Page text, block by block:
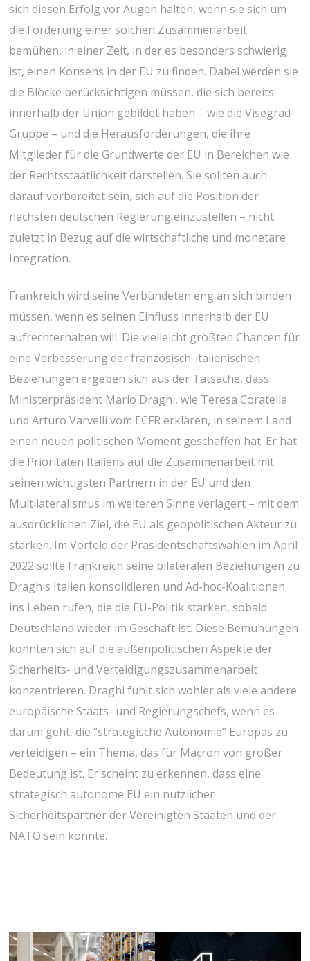
sich diesen Erfolg vor Augen halten, wenn sie sich um
die Förderung einer solchen Zusammenarbeit
bemühen, in einer Zeit, in der es besonders schwierig
ist, einen Konsens in der EU zu finden. Dabei werden sie
die Blöcke berücksichtigen müssen, die sich bereits
innerhalb der Union gebildet haben – wie die Visegrad-
Gruppe – und die Herausforderungen, die ihre
Mitglieder für die Grundwerte der EU in Bereichen wie
der Rechtsstaatlichkeit darstellen. Sie sollten auch
darauf vorbereitet sein, sich auf die Position der
nächsten deutschen Regierung einzustellen – nicht
zuletzt in Bezug auf die wirtschaftliche und monetäre
Integration.
Frankreich wird seine Verbündeten eng an sich binden
müssen, wenn es seinen Einfluss innerhalb der EU
aufrechterhalten will. Die vielleicht größten Chancen für
eine Verbesserung der französisch-italienischen
Beziehungen ergeben sich aus der Tatsache, dass
Ministerpräsident Mario Draghi, wie Teresa Coratella
und Arturo Varvelli vom ECFR erklären, in seinem Land
einen neuen politischen Moment geschaffen hat. Er hat
die Prioritäten Italiens auf die Zusammenarbeit mit
seinen wichtigsten Partnern in der EU und den
Multilateralismus im weiteren Sinne verlagert – mit dem
ausdrücklichen Ziel, die EU als geopolitischen Akteur zu
stärken. Im Vorfeld der Präsidentschaftswahlen im April
2022 sollte Frankreich seine bilateralen Beziehungen zu
Draghis Italien konsolidieren und Ad-hoc-Koalitionen
ins Leben rufen, die die EU-Politik stärken, sobald
Deutschland wieder im Geschäft ist. Diese Bemühungen
könnten sich auf die außenpolitischen Aspekte der
Sicherheits- und Verteidigungszusammenarbeit
konzentrieren. Draghi fühlt sich wohler als viele andere
europäische Staats- und Regierungschefs, wenn es
darum geht, die “strategische Autonomie” Europas zu
verteidigen – ein Thema, das für Macron von großer
Bedeutung ist. Er scheint zu erkennen, dass eine
strategisch autonome EU ein nützlicher
Sicherheitspartner der Vereinigten Staaten und der
NATO sein könnte.